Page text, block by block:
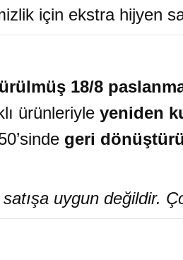
için ekstra hijyen
18/8
ürünleriyle yeniden
geri
uygun değildir.